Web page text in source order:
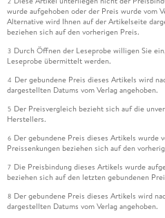
wurde aufgehoben oder der Preis wurde vom
Alternative wird Ihnen auf der Artikelseite
beziehen sich auf den vorherigen Preis.
3 Durch Öffnen der Leseprobe willigen Sie
Leseprobe übermittelt werden.
4 Der gebundene Preis dieses Artikels wird
dargestellten Datums vom Verlag angehoben.
5 Der Preisvergleich bezieht sich auf die
Herstellers.
6 Der gebundene Preis dieses Artikels wurde
Preissenkungen beziehen sich auf den
7 Die Preisbindung dieses Artikels wurde
beziehen sich auf den letzten gebundenen
8 Der gebundene Preis dieses Artikels wird
dargestellten Datums vom Verlag angehoben.